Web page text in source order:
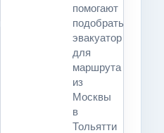
помогают
подобрать
эвакуатор
для
маршрута
из
Москвы
в
Тольятти